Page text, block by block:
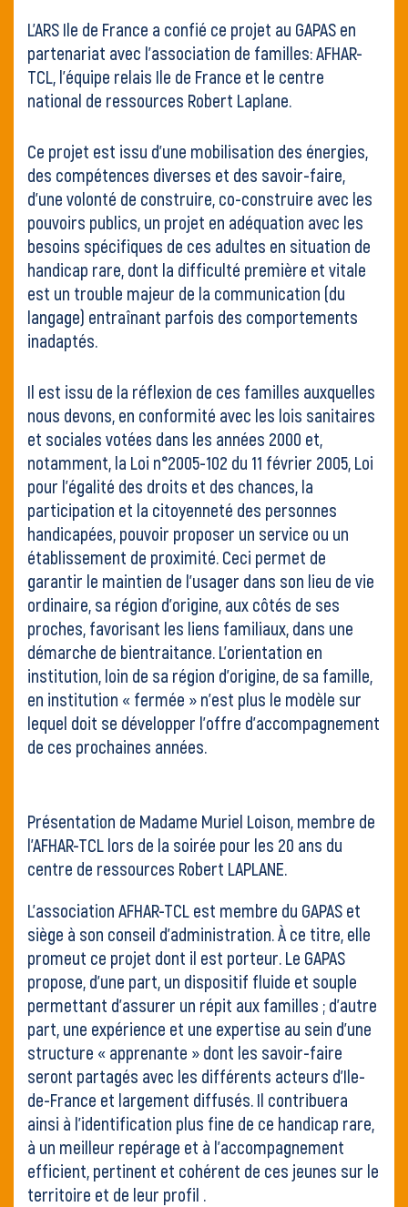
L’ARS Ile de France a confié ce projet au GAPAS en
partenariat avec l’association de familles: AFHAR-
TCL, l’équipe relais Ile de France et le centre
national de ressources Robert Laplane.
Ce projet est issu d’une mobilisation des énergies,
des compétences diverses et des savoir-faire,
d’une volonté de construire, co-construire avec les
pouvoirs publics, un projet en adéquation avec les
besoins spécifiques de ces adultes en situation de
handicap rare, dont la difficulté première et vitale
est un trouble majeur de la communication (du
langage) entraînant parfois des comportements
inadaptés.
Il est issu de la réflexion de ces familles auxquelles
nous devons, en conformité avec les lois sanitaires
et sociales votées dans les années 2000 et,
notamment, la Loi n°2005-102 du 11 février 2005, Loi
pour l’égalité des droits et des chances, la
participation et la citoyenneté des personnes
handicapées, pouvoir proposer un service ou un
établissement de proximité. Ceci permet de
garantir le maintien de l’usager dans son lieu de vie
ordinaire, sa région d’origine, aux côtés de ses
proches, favorisant les liens familiaux, dans une
démarche de bientraitance. L’orientation en
institution, loin de sa région d’origine, de sa famille,
en institution « fermée » n’est plus le modèle sur
lequel doit se développer l’offre d’accompagnement
de ces prochaines années.
Présentation de Madame Muriel Loison, membre de
l’AFHAR-TCL lors de la soirée pour les 20 ans du
centre de ressources Robert LAPLANE.
L’association AFHAR-TCL est membre du GAPAS et
siège à son conseil d’administration. À ce titre, elle
promeut ce projet dont il est porteur. Le GAPAS
propose, d’une part, un dispositif fluide et souple
permettant d’assurer un répit aux familles ; d’autre
part, une expérience et une expertise au sein d’une
structure « apprenante » dont les savoir-faire
seront partagés avec les différents acteurs d’Ile-
de-France et largement diffusés. Il contribuera
ainsi à l’identification plus fine de ce handicap rare,
à un meilleur repérage et à l’accompagnement
efficient, pertinent et cohérent de ces jeunes sur le
territoire et de leur profil .